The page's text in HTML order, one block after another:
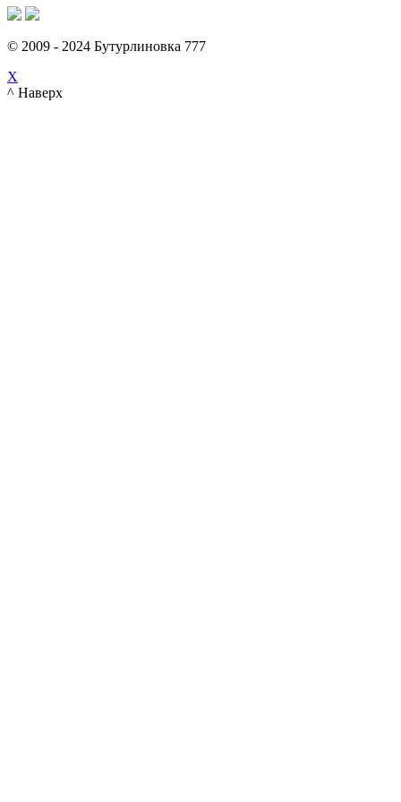
© 2009 - 2024 Бутурлиновка 777
X
^ Наверх